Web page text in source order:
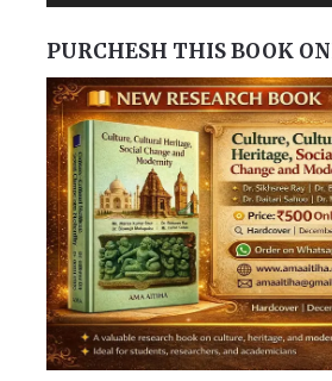
PURCHESH THIS BOOK